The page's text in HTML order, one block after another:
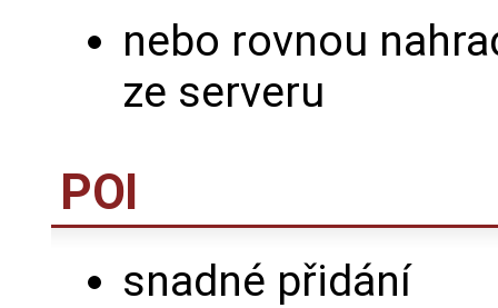
nebo rovnou
ze serveru
POI
snadné přidání